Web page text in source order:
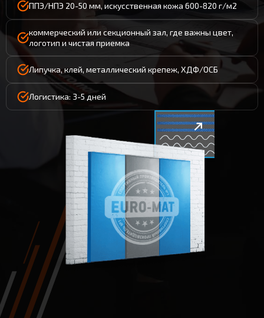
ППЭ/НПЭ 20-50 мм, искусственная кожа 600-820 г/м2
коммерческий или секционный зал, где важны цвет,
логотип и чистая приемка
Липучка, клей, металлический крепеж, ХДФ/ОСБ
Логистика: 3-5 дней